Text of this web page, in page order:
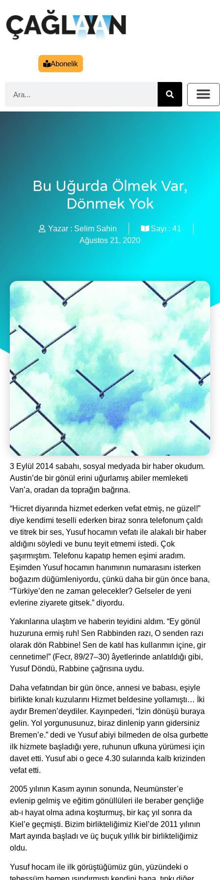
Abonelik
Bu Uğurda Ölmek Var,
Dönmek Yok
Yazar : Selim Sahin Sayı : 41
Ağustos 21, 2020
3 Eylül 2014 sabahı, sosyal medyada bir haber okudum.
Austin’de bir gönül erini uğurlamış abiler memleketi
Van’a, oradan da toprağın bağrına.
“Hicret diyarında hizmet ederken vefat etmiş, ne güzel!”
diye kendimi teselli ederken biraz sonra telefonum çaldı
ve titrek bir ses, Yusuf hocamın vefatı ile alakalı bir haber
aldığını söyledi ve bunu teyit etmemi istedi. Çok
şaşırmıştım. Telefonu kapatıp hemen eşimi aradım.
Eşimden Yusuf hocamın hanımının numarasını isterken
boğazım düğümleniyordu, çünkü daha bir gün önce bana,
“Türkiye’den ne zaman gelecekler? Gelseler de yeni
evlerine ziyarete gitsek.” diyordu.
Yakınlarına ulaştım ve haberin teyidini aldım. “Ey gönül
huzuruna ermiş ruh! Sen Rabbinden razı, O senden razı
olarak dön Rabbine! Sen de katıl has kullarımın içine, gir
cennetime!” (Fecr, 89/27–30) âyetlerinde anlatıldığı gibi,
Yusuf Döndü, Rabbine çağrısına uydu.
Daha vefatından bir gün önce, annesi ve babası, eşiyle
birlikte kınalı kuzularını Hizmet beldesine yollamıştı… İki
aydır Bremen’deydiler. Kayınpederi, “İzin dönüşü buraya
gelin. Yol yorgunusunuz, biraz dinlenip yarın gidersiniz
Bremen’e.” dedi ve Yusuf abiyi bilmeden de olsa gurbette
ilk hizmete başladığı yere, ruhunun ufkuna yürümesi için
davet etti. Yusuf abi o gece 4.30 sularında kalb krizinden
vefat etti.
2005 yılının Kasım ayının sonunda, Neumünster’e
evlenip gelmiş ve eğitim gönüllüleri ile beraber gençliğe
ab-ı hayat olma adına koşturmuş, bir kaç yıl sonra da
Kiel’e geçmişti. Bizim birlikteliğimiz Kiel’de 2011 yılının
Mart ayında başladı ve üç buçuk yıllık bir birlikteliğimiz
oldu.
Yusuf hocam ile ilk görüştüğümüz gün, yüzündeki o